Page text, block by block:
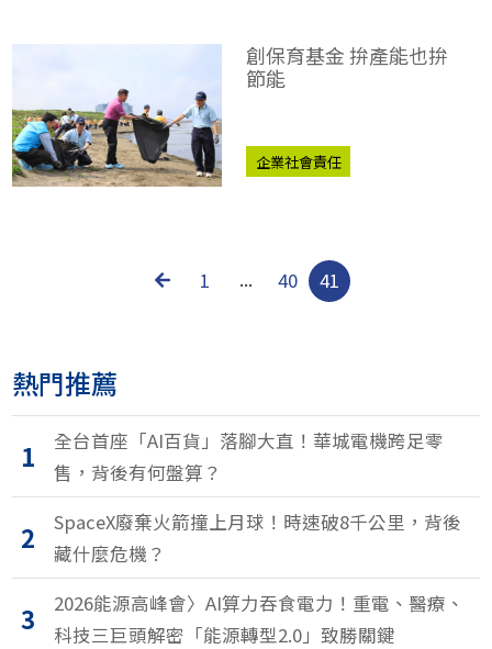
創保育基金 拚產能也拚
節能
企業社會責任
1 ... 40 41
熱門推薦
1
全台首座「AI百貨」落腳大直！華城電機跨足零
售，背後有何盤算？
2
SpaceX廢棄火箭撞上月球！時速破8千公里，背後
藏什麼危機？
3
2026能源高峰會〉AI算力吞食電力！重電、醫療、
科技三巨頭解密「能源轉型2.0」致勝關鍵